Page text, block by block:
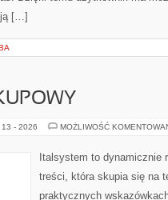
[…]
13 - 2026 MOŻLIWOŚĆ
Italsystem to dynamicznie
treści, która skupia się na
praktycznych